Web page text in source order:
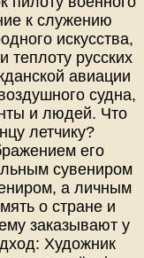
к служению
искусства,
теплоту русских
авиации
судна,
и людей. Что
летчику?
его
сувениром
а личным
о стране и
заказывают у
Художник